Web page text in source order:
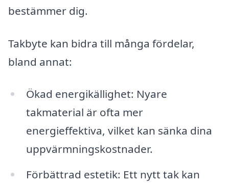
bestämmer dig.
Takbyte kan bidra till många fördelar,
bland annat:
Ökad energikällighet: Nyare
takmaterial är ofta mer
energieffektiva, vilket kan sänka dina
uppvärmningskostnader.
Förbättrad estetik: Ett nytt tak kan